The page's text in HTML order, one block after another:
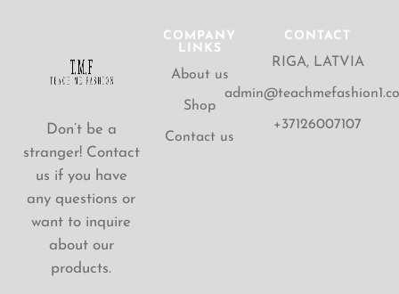
Don’t be a
stranger! Contact
us if you have
any questions or
want to inquire
about our
products.
COMPANY
LINKS
About us
Shop
Contact us
CONTACT
RIGA, LATVIA
+37126007107